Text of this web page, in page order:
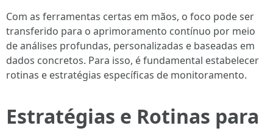
Com as ferramentas certas em mãos, o foco pode ser
transferido para o aprimoramento contínuo por meio
de análises profundas, personalizadas e baseadas em
dados concretos. Para isso, é fundamental estabelecer
rotinas e estratégias específicas de monitoramento.
Estratégias e Rotinas para